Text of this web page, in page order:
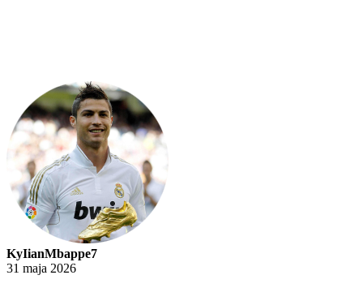
KyIianMbappe7
31 maja 2026